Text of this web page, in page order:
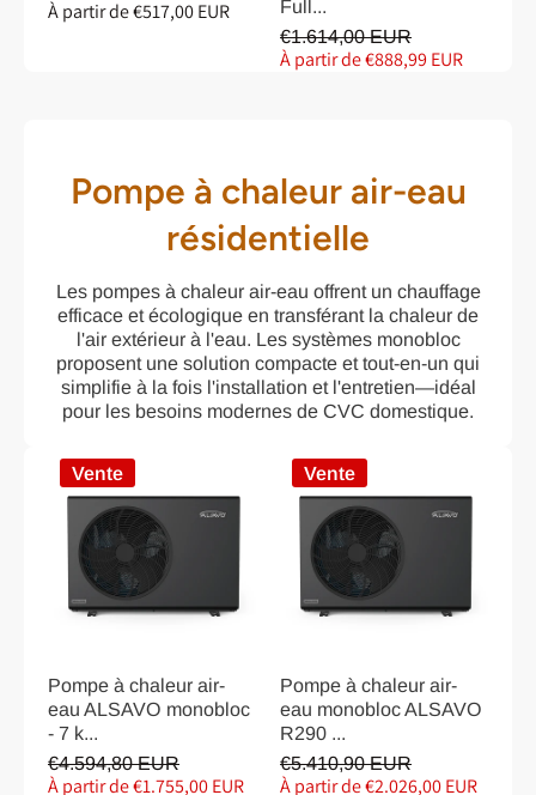
À partir de €517,00 EUR
Full...
€1.614,00 EUR
À partir de €888,99 EUR
Pompe à chaleur air-eau
résidentielle
Les pompes à chaleur air-eau offrent un chauffage
efficace et écologique en transférant la chaleur de
l'air extérieur à l'eau. Les systèmes monobloc
proposent une solution compacte et tout-en-un qui
simplifie à la fois l'installation et l'entretien—idéal
pour les besoins modernes de CVC domestique.
Vente
Pompe à chaleur air-
eau ALSAVO monobloc
- 7 k...
€4.594,80 EUR
À partir de €1.755,00 EUR
Vente
Pompe à chaleur air-
eau monobloc ALSAVO
R290 ...
€5.410,90 EUR
À partir de €2.026,00 EUR